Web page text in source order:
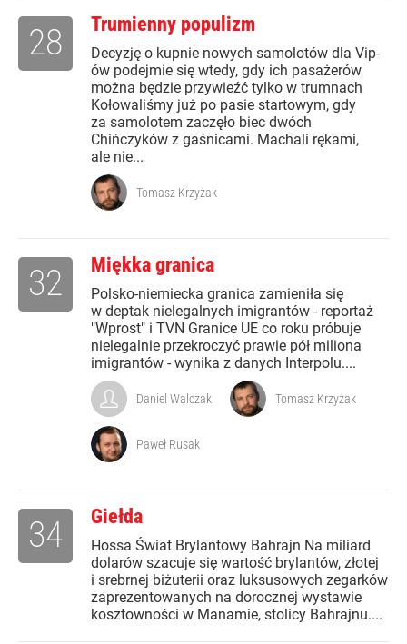
Trumienny populizm
Decyzję o kupnie nowych samolotów dla Vip-
ów podejmie się wtedy, gdy ich pasażerów
można będzie przywieźć tylko w trumnach
Kołowaliśmy już po pasie startowym, gdy
za samolotem zaczęło biec dwóch
Chińczyków z gaśnicami. Machali rękami,
ale nie...
28
Tomasz Krzyżak
Miękka granica
Polsko-niemiecka granica zamieniła się
w deptak nielegalnych imigrantów - reportaż
"Wprost" i TVN Granice UE co roku próbuje
nielegalnie przekroczyć prawie pół miliona
imigrantów - wynika z danych Interpolu....
32
Daniel Walczak Tomasz Krzyżak
Paweł Rusak
Giełda
Hossa Świat Brylantowy Bahrajn Na miliard
dolarów szacuje się wartość brylantów, złotej
i srebrnej biżuterii oraz luksusowych zegarków
zaprezentowanych na dorocznej wystawie
kosztowności w Manamie, stolicy Bahrajnu....
34